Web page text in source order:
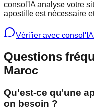
consol'IA analyse votre
apostille est nécessaire
Vérifier avec
Questions
Maroc
Qu'est-ce qu'une
on besoin ?